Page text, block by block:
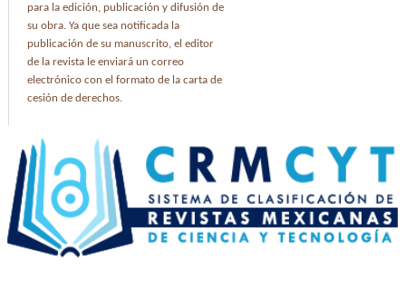
para la edición, publicación y difusión de
su obra. Ya que sea notificada la
publicación de su manuscrito, el editor
de la revista le enviará un correo
electrónico con el formato de la carta de
cesión de derechos.